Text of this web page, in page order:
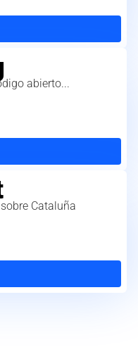
abierto...
Cataluña